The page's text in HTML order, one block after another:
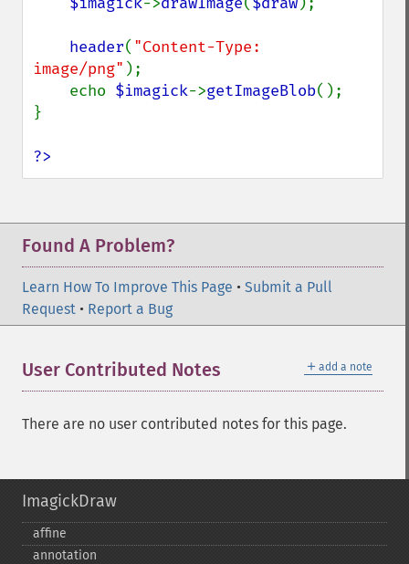
header( "Content-Type:
image/png" );
    echo
$imagick->getImageBlob();
}
?>
Found A Problem?
Learn How To Improve This Page • Submit a Pull
Request • Report a Bug
＋ add a note
User Contributed Notes
There are no user contributed notes for this page.
ImagickDraw
affine
annotation